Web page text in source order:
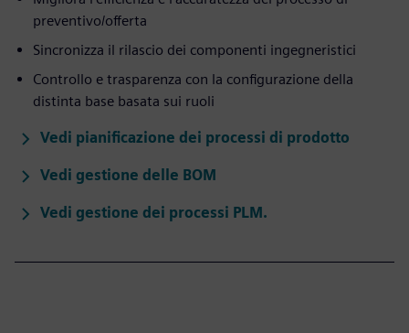
preventivo/offerta
Sincronizza il rilascio dei componenti ingegneristici
Controllo e trasparenza con la configurazione della
distinta base basata sui ruoli
Vedi pianificazione dei processi di prodotto
Vedi gestione delle BOM
Vedi gestione dei processi PLM.